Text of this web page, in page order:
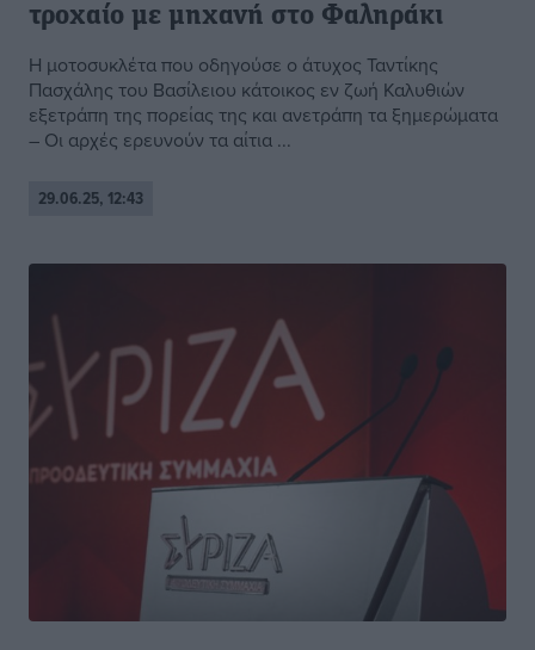
τροχαίο με μηχανή στο Φαληράκι
Η μοτοσυκλέτα που οδηγούσε ο άτυχος Ταντίκης
Πασχάλης του Βασίλειου κάτοικος εν ζωή Καλυθιών
εξετράπη της πορείας της και ανετράπη τα ξημερώματα
– Οι αρχές ερευνούν τα αίτια ...
29.06.25, 12:43